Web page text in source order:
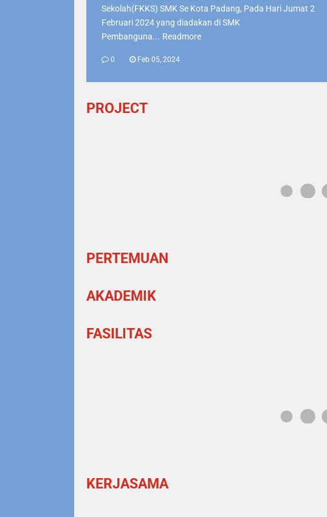
Sekolah(FKKS) SMK Se Kota Padang, Pada Hari Jumat 2
Februari 2024 yang diadakan di SMK
Pembanguna... Readmore
0 Feb 05, 2024
PROJECT
PERTEMUAN
AKADEMIK
FASILITAS
KERJASAMA